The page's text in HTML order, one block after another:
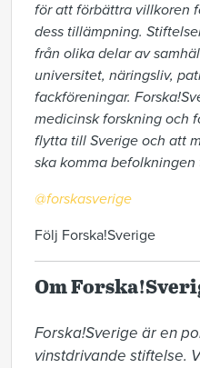
för att förbättra villkoren
dess tillämpning.
från olika delar av
universitet, näringsliv,
fackföreningar.
medicinsk forskning och
flytta till Sverige och att
ska komma befolkningen
@forskasverige
Följ Forska!Sverige
Om
Forska!Sverige är en
vinstdrivande stiftelse.